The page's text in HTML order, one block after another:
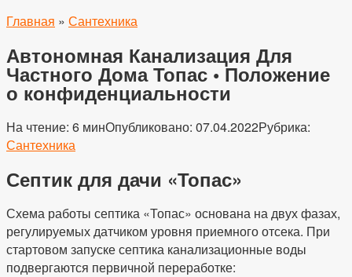
Главная » Сантехника
Автономная Канализация Для
Частного Дома Топас • Положение
о конфиденциальности
На чтение: 6 минОпубликовано: 07.04.2022Рубрика:
Сантехника
Септик для дачи «Топас»
Схема работы септика «Топас» основана на двух фазах,
регулируемых датчиком уровня приемного отсека. При
стартовом запуске септика канализационные воды
подвергаются первичной переработке: